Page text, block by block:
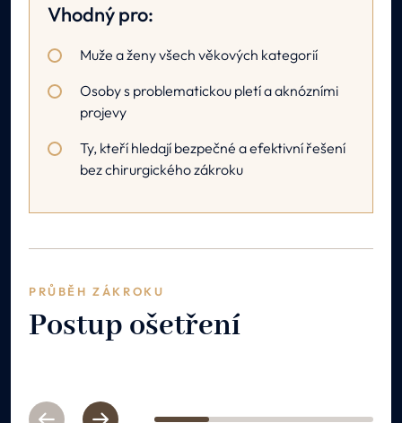
Vhodný pro:
Muže a ženy všech věkových kategorií
Osoby s problematickou pletí a aknózními
projevy
Ty, kteří hledají bezpečné a efektivní řešení
bez chirurgického zákroku
PRŮBĚH ZÁKROKU
Postup ošetření